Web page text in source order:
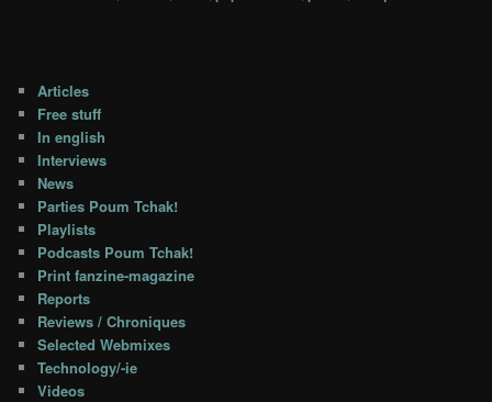
Articles
Free stuff
In english
Interviews
News
Parties Poum Tchak!
Playlists
Podcasts Poum Tchak!
Print fanzine-magazine
Reports
Reviews / Chroniques
Selected Webmixes
Technology/-ie
Videos